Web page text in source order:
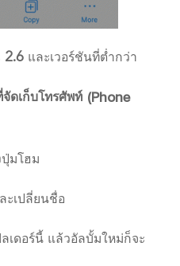
2.6 และเวอร์ชันที่ต่ำกว่า
ดเก็บโทรศัพท์ (Phone
มโฮม
ะเปลี่ยนชื่อ
เดอร์นี้ แล้วอัลบั้มใหม่ก็จะ